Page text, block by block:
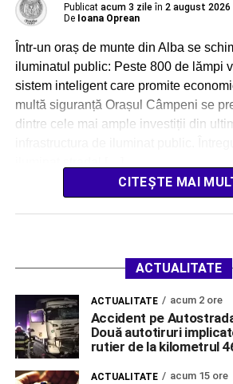
Publicat acum 3 zile în 2 august 2026
De Ioana Oprean
Într-un oraș de munte din Alba se
iluminatul public: Peste 800 de lămpi
sistem inteligent care promite
multă siguranță Orașul Câmpeni se
dintre cele mai ample investiții din
CITEȘTE MAI
ACTUALITATE
ACTUALITATE acum 2 ore
Accident pe
Două autotiruri
rutier de la kilometrul
ACTUALITATE acum 15 ore